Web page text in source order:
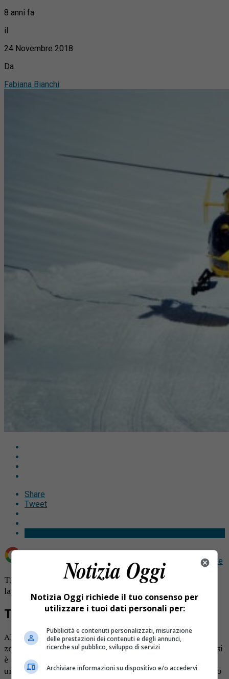
8 anni fa
il
24 Novembre 2018
Da
Fabiana Bianchi
Share
Tweet
Aggiungi Notizia Oggi.it come Fonte preferita su Google
Travolti dalla valanga a Sestriere: i soccorritori sono al
lavoro per recuperare delle persone sepolte dalla neve.
Travolti dalla valanga
Alcune persone sono state travolte da una valanga nella
zona di Sestriere. A Punta Rognosa, 3mila metri di quota, si
è staccata una slavina di medie dimensioni in seguito a
un’abbondante nevicata delle ultime ore. Sul posto stanno
Notizia Oggi richiede il tuo consenso per
utilizzare i tuoi dati personali per:
Pubblicità e contenuti personalizzati, misurazione
delle prestazioni dei contenuti e degli annunci,
ricerche sul pubblico, sviluppo di servizi
Archiviare informazioni su dispositivo e/o accedervi